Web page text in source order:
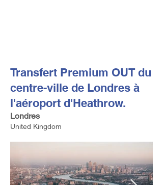
Transfert Premium OUT du
centre-ville de Londres à
l'aéroport d'Heathrow.
Londres
United Kingdom